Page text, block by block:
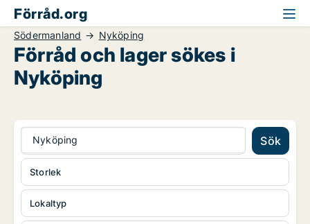
Förråd.org
Södermanland Nyköping
Förråd och lager sökes i
Nyköping
Nyköping Sök
Lokaltyp
Storlek